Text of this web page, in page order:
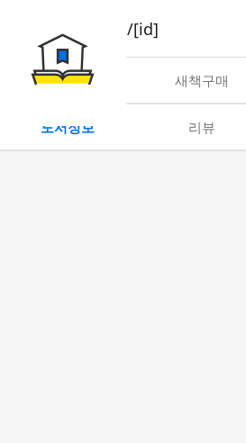
book/rent/[id]
대여 새책구매
도서정보 리뷰